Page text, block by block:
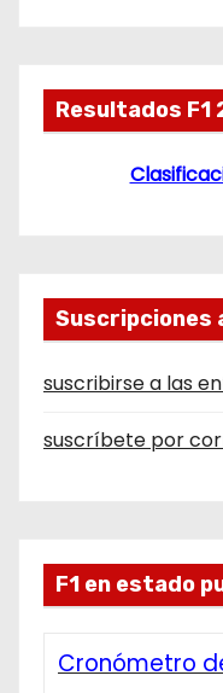
Resultados F1
Suscripciones
suscribirse a las
suscríbete por
F1 en estado
Cronómetro